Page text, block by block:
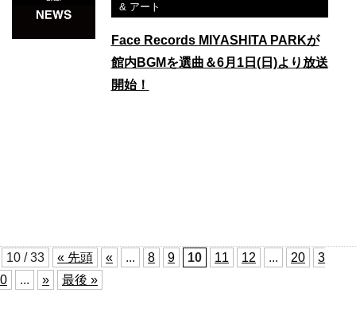
& アート
Face Records MIYASHITA PARKが
館内BGMを選曲＆6月1日(日)より放送
開始！
10 / 33 « 先頭 « ... 8 9 10 11 12 ... 20
3
0
... » 最後 »